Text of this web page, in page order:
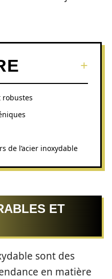
robustes
de l’acier inoxydable
ET
sont des
en matière